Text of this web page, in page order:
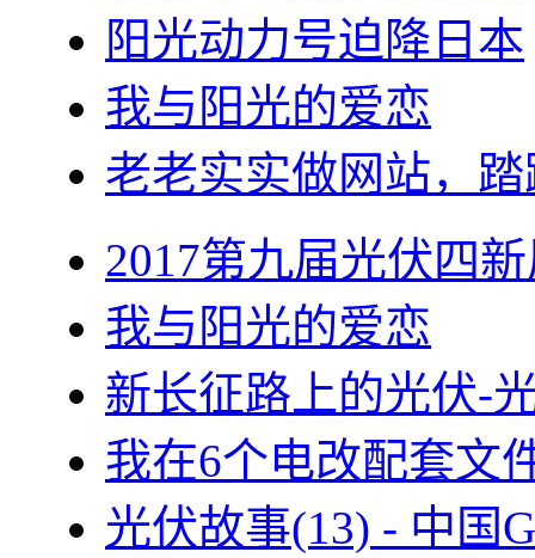
阳光动力号迫降日本
我与阳光的爱恋
老老实实做网站，
2017第九届光伏四
我与阳光的爱恋
新长征路上的光伏-
我在6个电改配套文
光伏故事(13) - 中国